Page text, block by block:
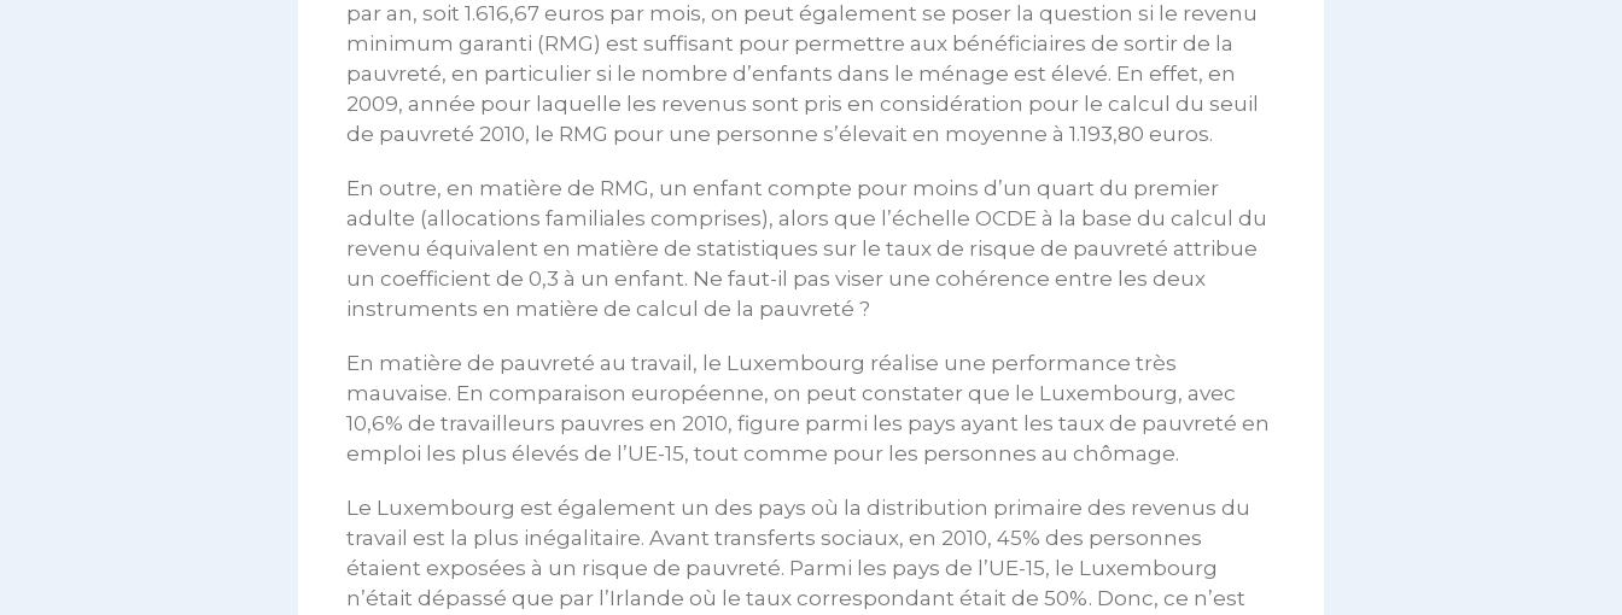
par an, soit 1.616,67 euros par mois, on peut également se poser la question si le revenu
minimum garanti (RMG) est suffisant pour permettre aux bénéficiaires de sortir de la
pauvreté, en particulier si le nombre d’enfants dans le ménage est élevé. En effet, en
2009, année pour laquelle les revenus sont pris en considération pour le calcul du seuil
de pauvreté 2010, le RMG pour une personne s’élevait en moyenne à 1.193,80 euros.
En outre, en matière de RMG, un enfant compte pour moins d’un quart du premier
adulte (allocations familiales comprises), alors que l’échelle OCDE à la base du calcul du
revenu équivalent en matière de statistiques sur le taux de risque de pauvreté attribue
un coefficient de 0,3 à un enfant. Ne faut-il pas viser une cohérence entre les deux
instruments en matière de calcul de la pauvreté ?
En matière de pauvreté au travail, le Luxembourg réalise une performance très
mauvaise. En comparaison européenne, on peut constater que le Luxembourg, avec
10,6% de travailleurs pauvres en 2010, figure parmi les pays ayant les taux de pauvreté en
emploi les plus élevés de l’UE-15, tout comme pour les personnes au chômage.
Le Luxembourg est également un des pays où la distribution primaire des revenus du
travail est la plus inégalitaire. Avant transferts sociaux, en 2010, 45% des personnes
étaient exposées à un risque de pauvreté. Parmi les pays de l’UE-15, le Luxembourg
n’était dépassé que par l’Irlande où le taux correspondant était de 50%. Donc, ce n’est